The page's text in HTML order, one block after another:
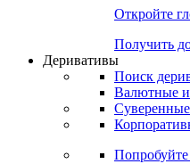
Откройте
Получить
Деривативы
Поиск
Валютные
Попробуйте